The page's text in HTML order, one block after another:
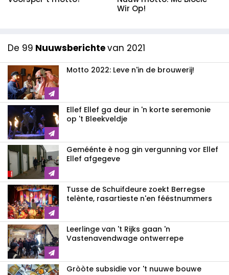
Wir Op!
De 99 Nuuwsberichtevan 2021
Motto 2022: Leve n'in de brouwerij!
Ellef Ellef ga deur in 'n korte seremonie
op 't Bleekveldje
Geméénte è nog gin vergunning vor Ellef
Ellef afgegeve
Tusse de Schuifdeure zoekt Berregse
telènte, rasartieste n'en fééstnummers
Leerlinge van 't Rijks gaan 'n
Vastenavendwage ontwerrepe
Gròòte subsidie vor 't nuuwe bouwe